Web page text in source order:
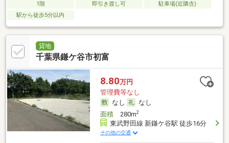
1階 即引き渡し可
駐車場(近隣含)
駅から徒歩5分以内
貸地
千葉県鎌ケ谷市初富
8.80万円
管理費等なし
なし
なし
面積280m2
東武野田線 新鎌ケ谷駅 徒歩16分
その他の交通